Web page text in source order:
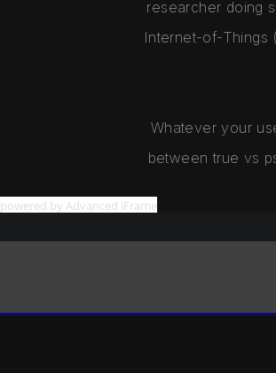
powered by Advanced iFrame